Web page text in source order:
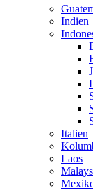
Indien
Italien
Laos